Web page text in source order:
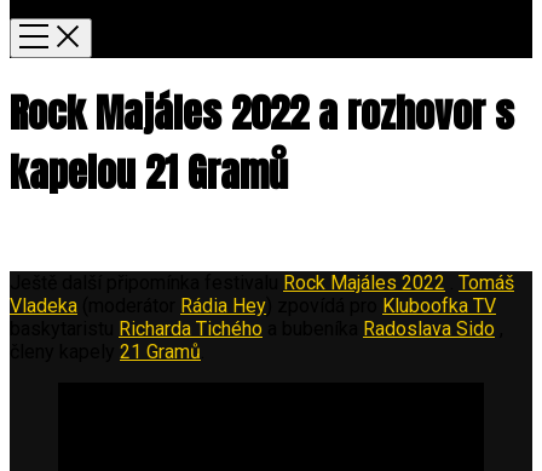
Rock Majáles 2022 a rozhovor s
kapelou 21 Gramů
Rock Majáles 2022
Tomáš
Vladeka
Rádia Hey
Kluboofka TV
Richarda Tichého Radoslava Sido
21 Gramů